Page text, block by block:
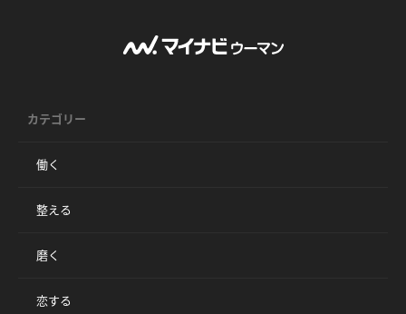
カテゴリー
働く
整える
磨く
恋する